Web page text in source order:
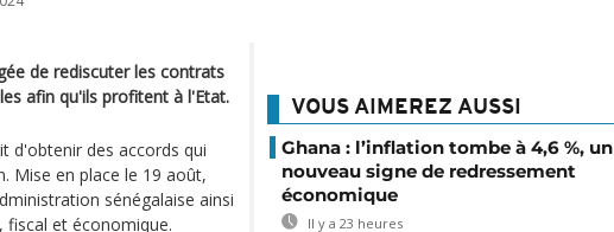
de rediscuter les contrats
afin qu'ils profitent à l'Etat.
d'obtenir des accords qui
Mise en place le 19 août,
sénégalaise ainsi
fiscal et économique.
VOUS AIMEREZ AUSSI
Ghana : l’inflation tombe à 4,6 %, un
nouveau signe de redressement
économique
Il y a 23 heures